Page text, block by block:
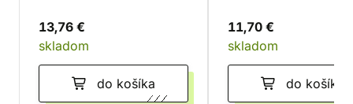
13,76 €
skladom
do košíka
11,70 €
skladom
do košíka